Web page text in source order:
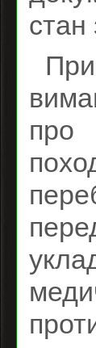
стан
про